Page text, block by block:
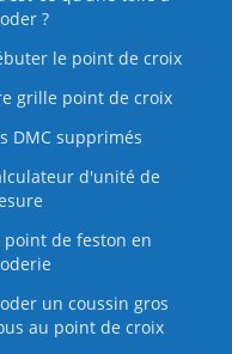
?
le point de croix
grille point de croix
DMC supprimés
d'unité de
point de feston en
un coussin gros
au point de croix